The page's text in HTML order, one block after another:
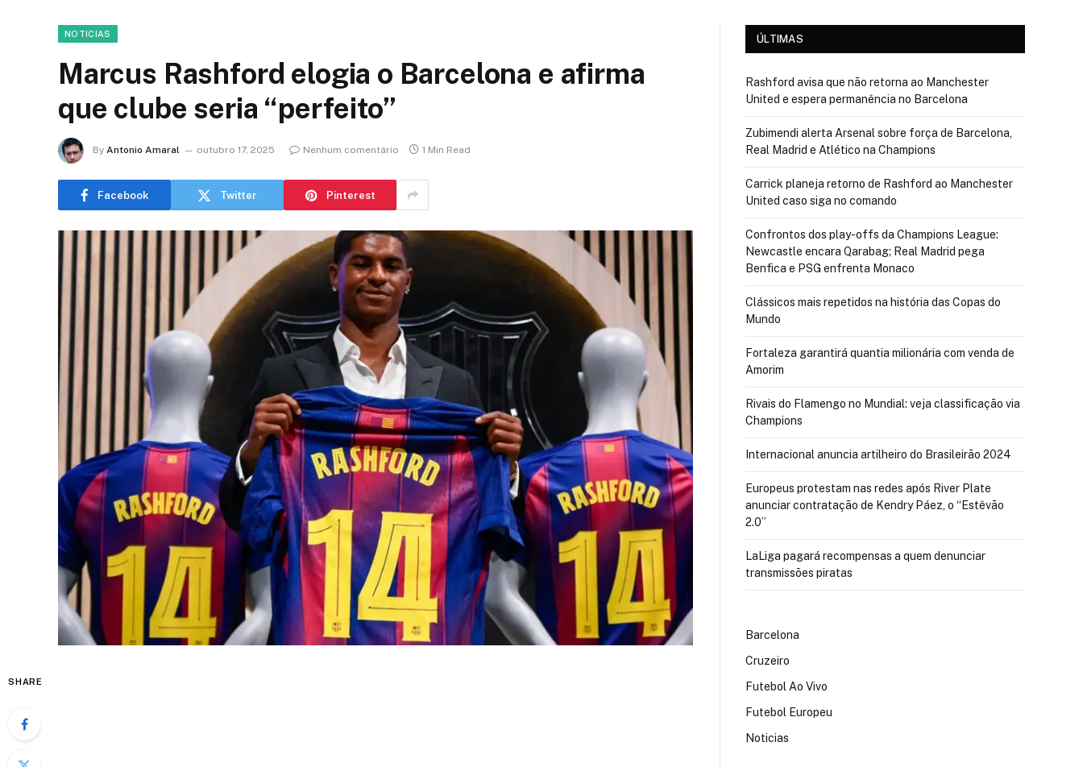
NOTICIAS
Marcus Rashford elogia o Barcelona e afirma
que clube seria “perfeito”
By Antonio Amaral outubro 17, 2025 Nenhum comentário 1 Min Read
Facebook Twitter Pinterest
SHARE
ÚLTIMAS
Rashford avisa que não retorna ao Manchester
United e espera permanência no Barcelona
Zubimendi alerta Arsenal sobre força de Barcelona,
Real Madrid e Atlético na Champions
Carrick planeja retorno de Rashford ao Manchester
United caso siga no comando
Confrontos dos play-offs da Champions League:
Newcastle encara Qarabag; Real Madrid pega
Benfica e PSG enfrenta Monaco
Clássicos mais repetidos na história das Copas do
Mundo
Fortaleza garantirá quantia milionária com venda de
Amorim
Rivais do Flamengo no Mundial: veja classificação via
Champions
Internacional anuncia artilheiro do Brasileirão 2024
Europeus protestam nas redes após River Plate
anunciar contratação de Kendry Páez, o “Estêvão
2.0”
LaLiga pagará recompensas a quem denunciar
transmissões piratas
Barcelona
Cruzeiro
Futebol Ao Vivo
Futebol Europeu
Noticias